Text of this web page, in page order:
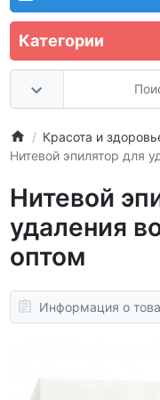
Категории
Красота и
Нитевой эпилятор для
Нитевой
удаления
оптом
Информация о